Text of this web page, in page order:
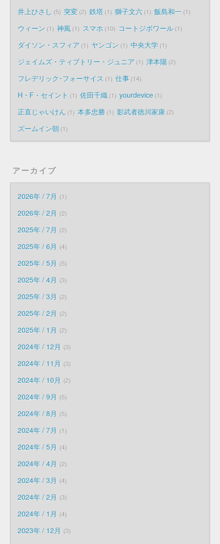
井上ひさし 5 突変 2 鉄塔 1 獅子文六 1 飯島和一 1
ウィーン 1 神風 1 スマホ 10 コートジボワール 1
ダイソン・スフィア 1 ヤンゴン 1 中央大学 1
ジェイムズ・ティプトリー・ジュニア 1 津本陽 2
フレデリック･フォーサイス 1 仕事 14
H・F・セイント 1 佐田千織 1 yourdevice 1
正直じゃいけん 1 本多忠勝 1 影武者徳川家康 2
ズームイン朝 1
アーカイブ
2026年 / 7月 1
2026年 / 2月 2
2025年 / 7月 2
2025年 / 6月 4
2025年 / 5月 5
2025年 / 4月 3
2025年 / 3月 2
2025年 / 2月 2
2025年 / 1月 2
2024年 / 12月 3
2024年 / 11月 3
2024年 / 10月 2
2024年 / 9月 5
2024年 / 8月 5
2024年 / 7月 1
2024年 / 5月 4
2024年 / 4月 2
2024年 / 3月 4
2024年 / 2月 3
2024年 / 1月 4
2023年 / 12月 3